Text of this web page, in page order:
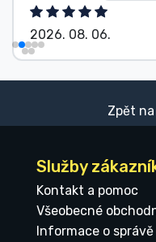
2026. 08. 06.
Zpět
Služby
Kontakt a pomoc
Všeobecné
Informace o